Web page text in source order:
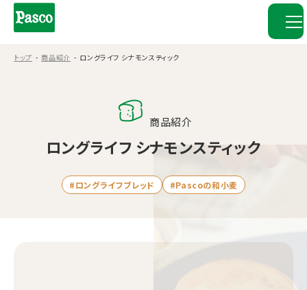
トップ 商品紹介 ロングライフ シナモンスティック
商品紹介
ロングライフ シナモンスティック
#ロングライフブレッド #Pascoの和小麦